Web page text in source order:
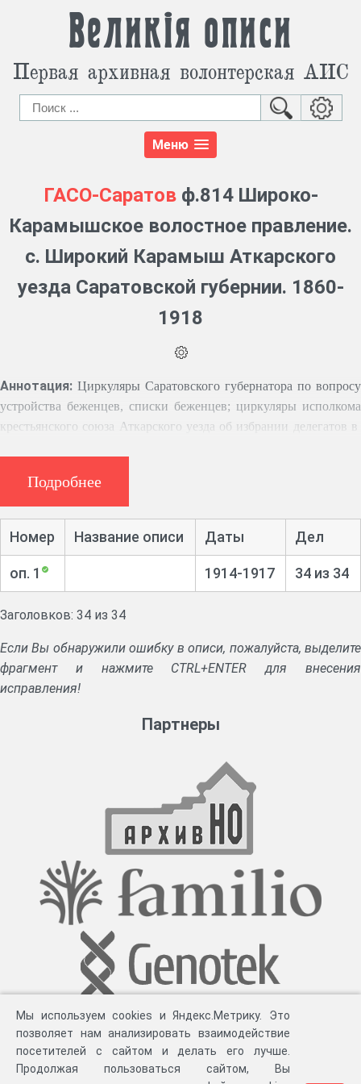
Великія описи
Первая архивная волонтерская АИС
Меню
ГАСО-Саратовф.814 Широко-
Карамышское волостное правление.
с. Широкий Карамыш Аткарского
уезда Саратовской губернии. 1860-
1918
Аннотация: Циркуляры Саратовского губернатора по вопросу
устройства беженцев, списки беженцев; циркуляры исполкома
крестьянского союза Аткарского уезда об избрании делегатов в
волостного правления; приговоры сельских сходов Широко-
Карамышской волости о назначении опеки над имуществом
Подробнее
Номер Название описи Даты Дел
оп. 1 1914-1917 34 из 34
Заголовков: 34 из 34
Если Вы обнаружили ошибку в описи, пожалуйста, выделите
фрагмент и нажмите CTRL+ENTER для внесения
исправления!
Партнеры
Мы используем cookies и Яндекс.Метрику. Это
позволяет нам анализировать взаимодействие
посетителей с сайтом и делать его лучше.
Продолжая пользоваться сайтом, Вы